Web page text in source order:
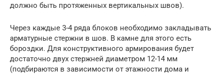
должно быть протяженных вертикальных швов).
Через каждые 3-4 ряда блоков необходимо закладывать
арматурные стержни в шов. В камне для этого есть
бороздки. Для конструктивного армирования будет
достаточно двух стержней диаметром 12-14 мм
(подбираются в зависимости от этажности дома и